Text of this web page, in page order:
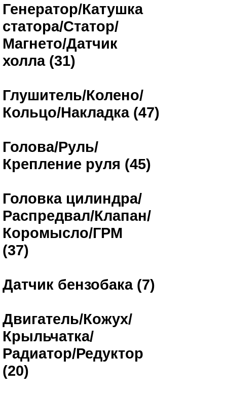
Генератор/Катушка
статора/Статор/
Магнето/Датчик
холла (31)
Глушитель/Колено/
Кольцо/Накладка (47)
Голова/Руль/
Крепление руля (45)
Головка цилиндра/
Распредвал/Клапан/
Коромысло/ГРМ
(37)
Датчик бензобака (7)
Двигатель/Кожух/
Крыльчатка/
Радиатор/Редуктор
(20)